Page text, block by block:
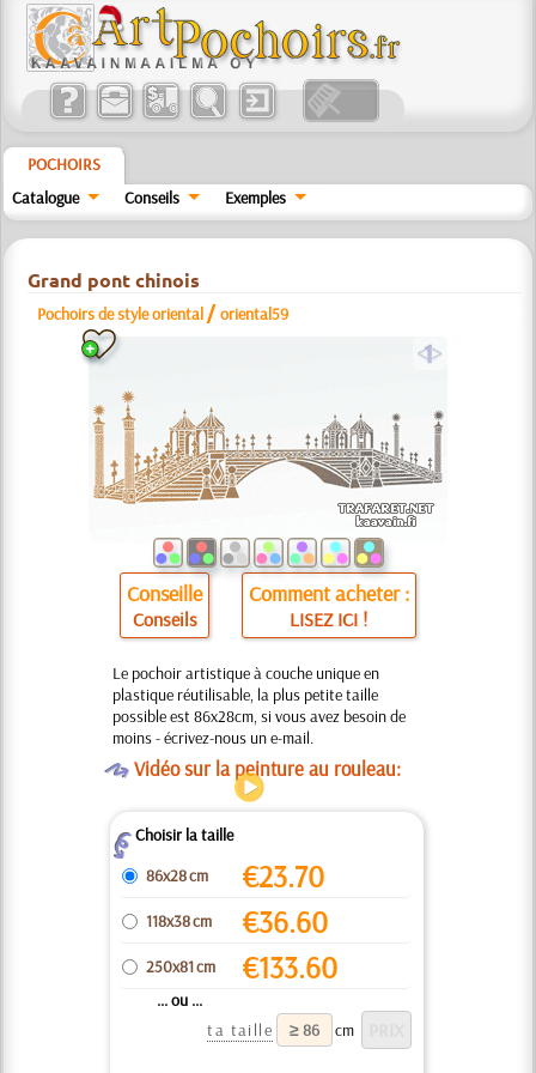
POCHOIRS
Catalogue
Conseils Exemples
Grand pont chinois
Pochoirs de style oriental /oriental59
a
Conseille
Conseils
Comment acheter :
LISEZ ICI !
Le pochoir artistique à couche unique en
plastique réutilisable, la plus petite taille
possible est 86x28cm, si vous avez besoin de
moins - écrivez-nous un e-mail.
OVidéo sur la peinture au rouleau:
ZChoisir la taille
86x28 cm
€23.70
118x38 cm €36.60
250x81 cm €133.60
... ou ...
ta taille
cm